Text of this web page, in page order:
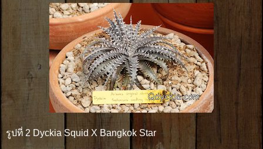
รูปที่ 2 Dyckia Squid X Bangkok Star